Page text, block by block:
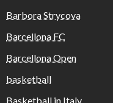
Barbora Strycova
Barcellona FC
Barcellona Open
basketball
Basketball in Italy